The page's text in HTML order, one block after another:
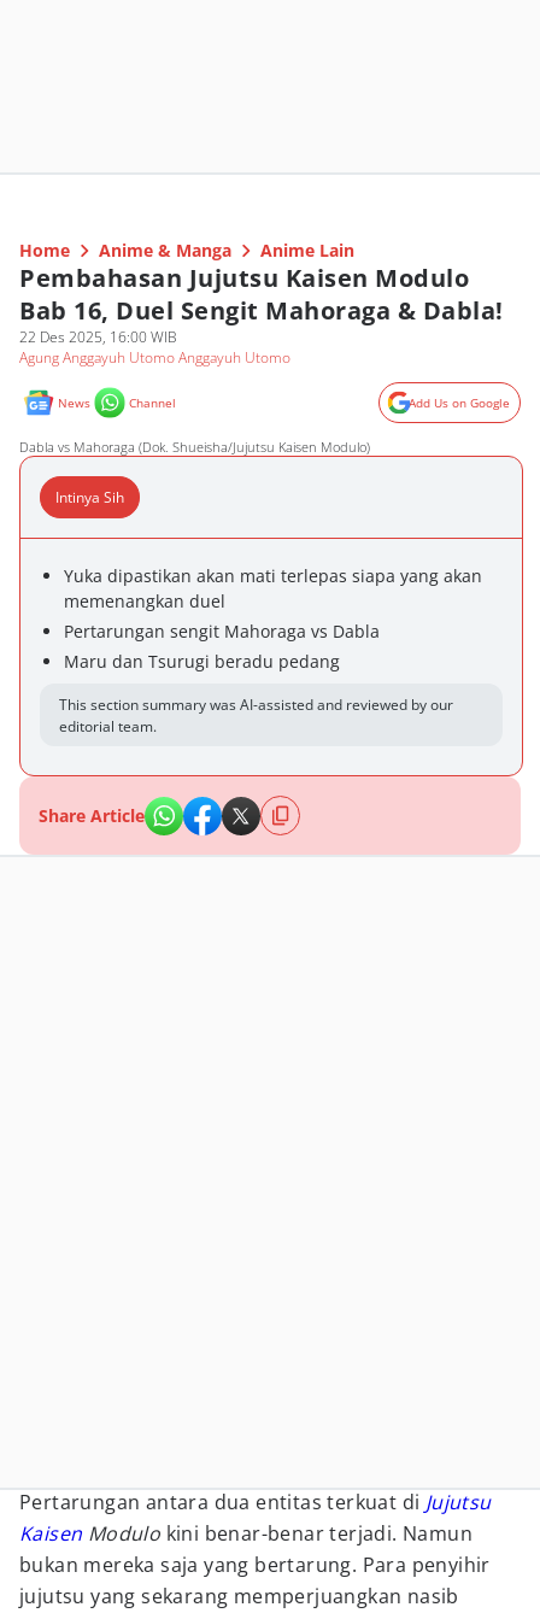
Home Anime & Manga Anime Lain
Pembahasan Jujutsu Kaisen Modulo
Bab 16, Duel Sengit Mahoraga & Dabla!
22 Des 2025, 16:00 WIB
Agung Anggayuh Utomo Anggayuh Utomo
News Channel Add Us on Google
Dabla vs Mahoraga (Dok. Shueisha/Jujutsu Kaisen Modulo)
Intinya Sih
Yuka dipastikan akan mati terlepas siapa yang akan
memenangkan duel
Pertarungan sengit Mahoraga vs Dabla
Maru dan Tsurugi beradu pedang
This section summary was AI-assisted and reviewed by our
editorial team.
Share Article
Pertarungan antara dua entitas terkuat di Jujutsu
Kaisen Modulo kini benar-benar terjadi. Namun
bukan mereka saja yang bertarung. Para penyihir
jujutsu yang sekarang memperjuangkan nasib